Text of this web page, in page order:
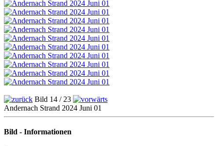
Bild 14 / 23
Andernach Strand 2024 Juni 01
Bild - Informationen